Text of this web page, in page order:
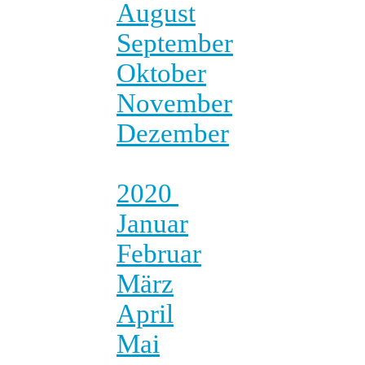
August
September
Oktober
November
Dezember
2020
Januar
Februar
März
April
Mai